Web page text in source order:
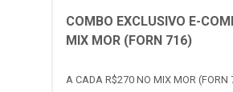
COMBO EXCLUSIVO E-
MIX MOR (FORN 716)
A CADA R$270 NO MIX MOR (FORN